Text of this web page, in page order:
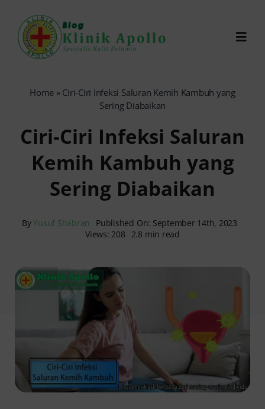
content
Reservasi Online
Home » Ciri-Ciri Infeksi Saluran Kemih Kambuh yang
Sering Diabaikan
Ciri-Ciri Infeksi Saluran
Kemih Kambuh yang
Sering Diabaikan
ByYusuf Shabran
Published On: September 14th, 2023
Views: 208
2.8 min read